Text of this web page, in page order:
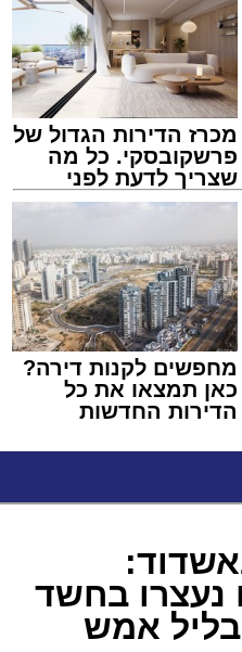
מכרז הדירות הגדול של
פרשקובסקי. כל מה
שצריך לדעת לפני
שמגישים הצעה לדירה
מחפשים לקנות דירה?
כאן תמצאו את כל
הדירות החדשות
נעצרו בחשד
בליל אמש